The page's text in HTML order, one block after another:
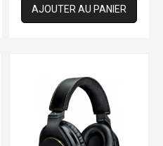
AJOUTER AU PANIER